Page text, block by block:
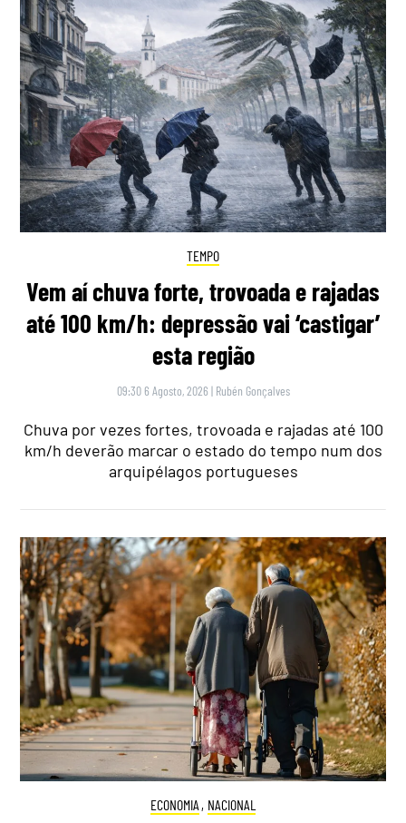
TEMPO
Vem aí chuva forte, trovoada e rajadas
até 100 km/h: depressão vai ‘castigar’
esta região
09:30 6 Agosto, 2026 | Rubén Gonçalves
Chuva por vezes fortes, trovoada e rajadas até 100
km/h deverão marcar o estado do tempo num dos
arquipélagos portugueses
ECONOMIA , NACIONAL